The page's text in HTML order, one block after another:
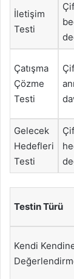
İletişim
Testi
Çatışma
Çözme
Testi
Gelecek
Hedefleri
Testi
Testin Türü
Kendi